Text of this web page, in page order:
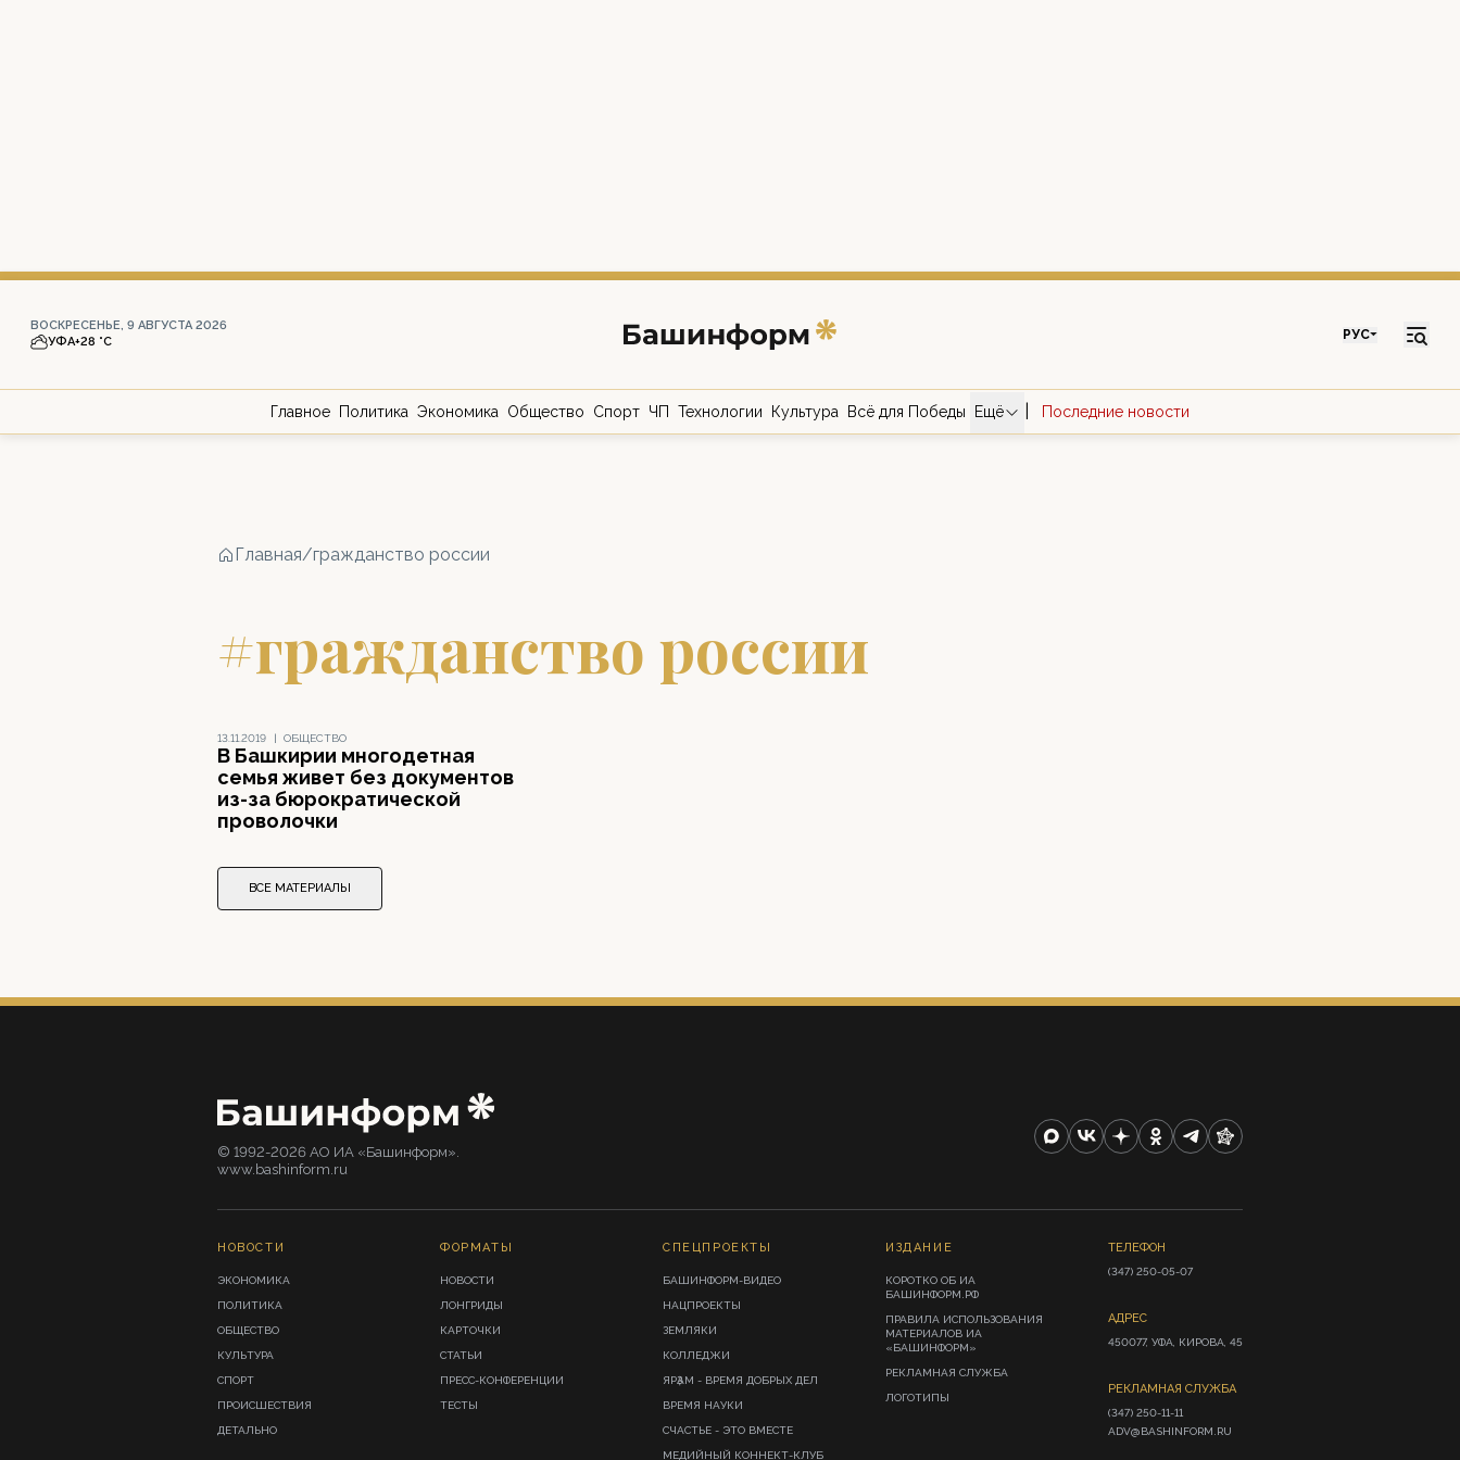
ВОСКРЕСЕНЬЕ, 9 АВГУСТА 2026
УФА+28 °С РУС
Главное Политика Экономика Общество Спорт ЧП Технологии Культура Всё для Победы Ещё Последние новости
Главная/гражданство россии
#гражданство россии
13.11.2019 | ОБЩЕСТВО
В Башкирии многодетная
семья живет без документов
из-за бюрократической
проволочки
ВСЕ МАТЕРИАЛЫ
© 1992-2026 АО ИА «Башинформ».
www.bashinform.ru
НОВОСТИ
ЭКОНОМИКА
ПОЛИТИКА
ОБЩЕСТВО
КУЛЬТУРА
СПОРТ
ПРОИСШЕСТВИЯ
ДЕТАЛЬНО
ФОРМАТЫ
НОВОСТИ
ЛОНГРИДЫ
КАРТОЧКИ
СТАТЬИ
ПРЕСС-КОНФЕРЕНЦИИ
ТЕСТЫ
СПЕЦПРОЕКТЫ
БАШИНФОРМ-ВИДЕО
НАЦПРОЕКТЫ
ЗЕМЛЯКИ
КОЛЛЕДЖИ
ЯРҘАМ - ВРЕМЯ ДОБРЫХ ДЕЛ
ВРЕМЯ НАУКИ
СЧАСТЬЕ - ЭТО ВМЕСТЕ
МЕДИЙНЫЙ КОННЕКТ-КЛУБ
ИЗДАНИЕ
КОРОТКО ОБ ИА
БАШИНФОРМ.РФ
ПРАВИЛА ИСПОЛЬЗОВАНИЯ
МАТЕРИАЛОВ ИА
«БАШИНФОРМ»
РЕКЛАМНАЯ СЛУЖБА
ЛОГОТИПЫ
ТЕЛЕФОН
(347) 250-05-07
АДРЕС
450077, УФА, КИРОВА, 45
РЕКЛАМНАЯ СЛУЖБА
(347) 250-11-11
ADV@BASHINFORM.RU